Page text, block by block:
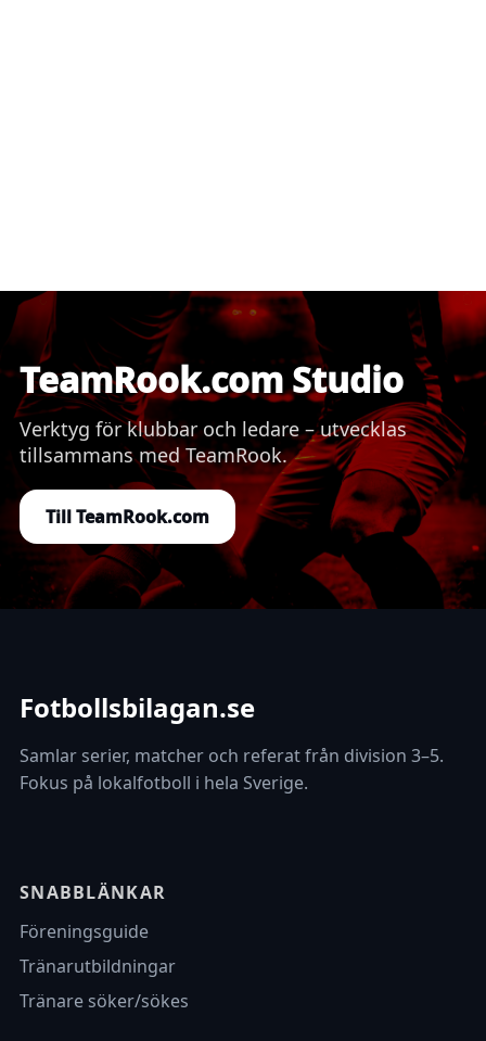
TeamRook.com Studio
Verktyg för klubbar och ledare – utvecklas
tillsammans med TeamRook.
Till TeamRook.com
Fotbollsbilagan.se
Samlar serier, matcher och referat från division 3–5.
Fokus på lokalfotboll i hela Sverige.
SNABBLÄNKAR
Föreningsguide
Tränarutbildningar
Tränare söker/sökes